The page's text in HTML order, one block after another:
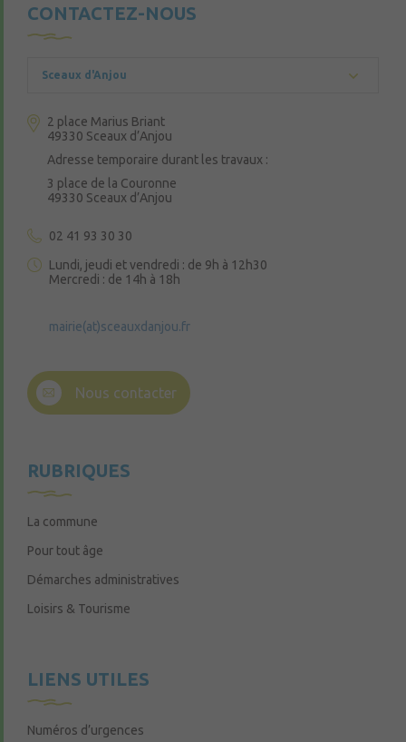
CONTACTEZ-NOUS
Sceaux d'Anjou
2 place Marius Briant
49330 Sceaux d’Anjou
Adresse temporaire durant les travaux :
3 place de la Couronne
49330 Sceaux d’Anjou
02 41 93 30 30
Lundi, jeudi et vendredi : de 9h à 12h30
Mercredi : de 14h à 18h
mairie(at)sceauxdanjou.fr
Nous contacter
RUBRIQUES
La commune
Pour tout âge
Démarches administratives
Loisirs & Tourisme
LIENS UTILES
Numéros d’urgences